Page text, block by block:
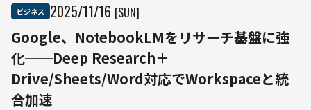
ビジネス 2025/11/16 [SUN]
Google、NotebookLMをリサーチ基盤に強
化──Deep Research＋
Drive/Sheets/Word対応でWorkspaceと統
合加速